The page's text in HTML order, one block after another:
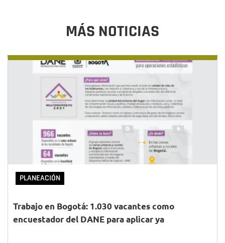
MÁS NOTICIAS
PLANEACIÓN
Trabajo en Bogotá: 1.030 vacantes como
encuestador del DANE para aplicar ya